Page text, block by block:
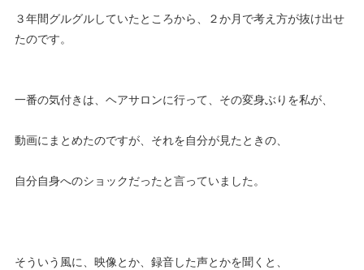
３年間グルグルしていたところから、２か月で考え方が抜け出せ
たのです。
一番の気付きは、ヘアサロンに行って、その変身ぶりを私が、
動画にまとめたのですが、それを自分が見たときの、
自分自身へのショックだったと言っていました。
そういう風に、映像とか、録音した声とかを聞くと、